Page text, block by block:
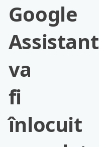
Google
Assistant
va
fi
înlocuit